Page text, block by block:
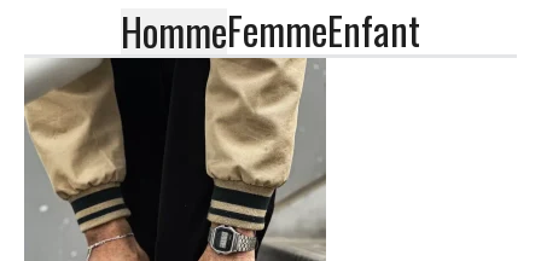
HommeFemmeEnfant